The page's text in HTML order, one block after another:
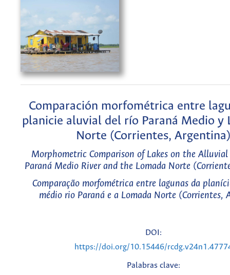
Comparación morfométrica entre
planicie aluvial del río Paraná Medio y
Norte (Corrientes, Argentina)
Morphometric Comparison of Lakes on the
Paraná Medio River and the Lomada Norte
Comparação morfométrica entre lagunas da
médio rio Paraná e a Lomada Norte (Corrientes,
DOI:
https://doi.org/10.15446/
Palabras clave: